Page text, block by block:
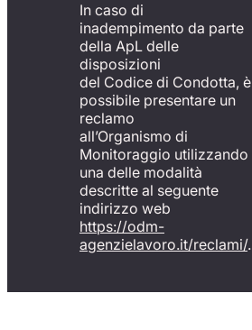
In caso di
inadempimento da parte
della ApL delle
disposizioni
del Codice di Condotta, è
possibile presentare un
reclamo
all’Organismo di
Monitoraggio utilizzando
una delle modalità
descritte al seguente
indirizzo web
https://odm-
agenzielavoro.it/reclami/.